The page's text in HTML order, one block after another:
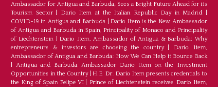
Ambassador for Antigua and Barbuda, Sees a Bright Future Ahead for its
Tourism Sector| Dario Item at the Italian Republic Day in Madrid
COVID-19 in Antigua and Barbuda
Dario Item is the New Ambassador
of Antigua and Barbuda in Spain, Principality of Monaco and Principality
of Liechtenstein| Dario Item, Ambassador of Antigua & Barbuda: Why
entrepreneurs & investors are choosing the country| Dario Item,
Ambassador of Antigua and Barbuda: How We Can Help it Bounce Back
Antigua and Barbuda Ambassador Dario Item on the Investment
Opportunities in the Country| H.E. Dr. Dario Item presents credentials to
the King of Spain Felipe VI
Prince of Liechtenstein receives Dario Item,